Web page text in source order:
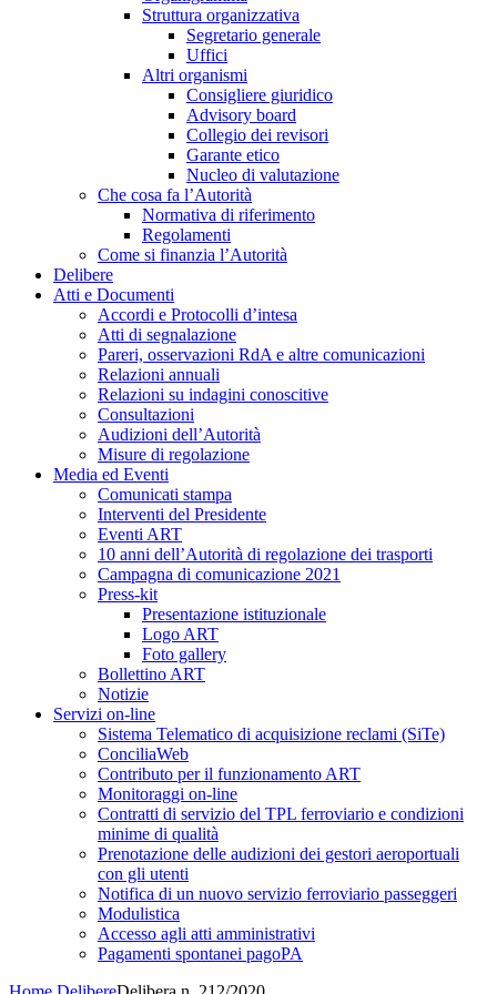
Struttura organizzativa
Segretario generale
Uffici
Altri organismi
Consigliere giuridico
Advisory board
Collegio dei revisori
Garante etico
Nucleo di valutazione
Che cosa fa l’Autorità
Normativa di riferimento
Regolamenti
Come si finanzia l’Autorità
Delibere
Atti e Documenti
Accordi e Protocolli d’intesa
Atti di segnalazione
Pareri, osservazioni RdA e altre comunicazioni
Relazioni annuali
Relazioni su indagini conoscitive
Consultazioni
Audizioni dell’Autorità
Misure di regolazione
Media ed Eventi
Comunicati stampa
Interventi del Presidente
Eventi ART
10 anni dell’Autorità di regolazione dei trasporti
Campagna di comunicazione 2021
Press-kit
Presentazione istituzionale
Logo ART
Foto gallery
Bollettino ART
Notizie
Servizi on-line
Sistema Telematico di acquisizione reclami (SiTe)
ConciliaWeb
Contributo per il funzionamento ART
Monitoraggi on-line
Contratti di servizio del TPL ferroviario e condizioni
minime di qualità
Prenotazione delle audizioni dei gestori aeroportuali
con gli utenti
Notifica di un nuovo servizio ferroviario passeggeri
Modulistica
Accesso agli atti amministrativi
Pagamenti spontanei pagoPA